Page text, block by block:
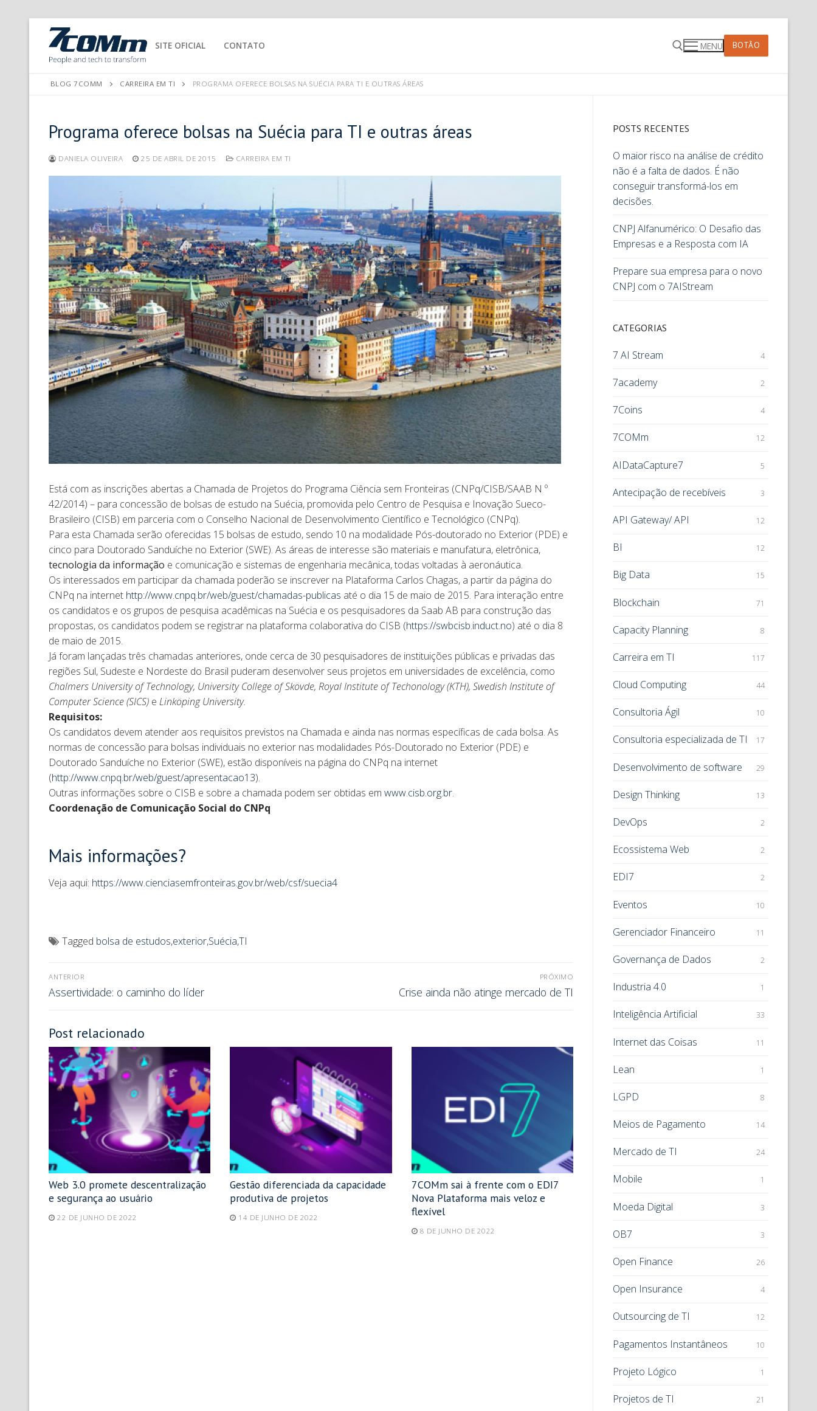
SITE OFICIAL CONTATO MENU BOTÃO
BLOG 7COMM CARREIRA EM TI PROGRAMA OFERECE BOLSAS NA SUÉCIA PARA TI E OUTRAS ÁREAS
Programa oferece bolsas na Suécia para TI e outras áreas
DANIELA OLIVEIRA 25 DE ABRIL DE 2015 CARREIRA EM TI
Está com as inscrições abertas a Chamada de Projetos do Programa Ciência sem Fronteiras (CNPq/CISB/SAAB N º
42/2014) – para concessão de bolsas de estudo na Suécia, promovida pelo Centro de Pesquisa e Inovação Sueco-
Brasileiro (CISB) em parceria com o Conselho Nacional de Desenvolvimento Científico e Tecnológico (CNPq).
Para esta Chamada serão oferecidas 15 bolsas de estudo, sendo 10 na modalidade Pós-doutorado no Exterior (PDE) e
cinco para Doutorado Sanduíche no Exterior (SWE). As áreas de interesse são materiais e manufatura, eletrônica,
tecnologia da informação e comunicação e sistemas de engenharia mecânica, todas voltadas à aeronáutica.
Os interessados em participar da chamada poderão se inscrever na Plataforma Carlos Chagas, a partir da página do
CNPq na internet http://www.cnpq.br/web/guest/chamadas-publicas até o dia 15 de maio de 2015. Para interação entre
os candidatos e os grupos de pesquisa acadêmicas na Suécia e os pesquisadores da Saab AB para construção das
propostas, os candidatos podem se registrar na plataforma colaborativa do CISB (https://swbcisb.induct.no) até o dia 8
de maio de 2015.
Já foram lançadas três chamadas anteriores, onde cerca de 30 pesquisadores de instituições públicas e privadas das
regiões Sul, Sudeste e Nordeste do Brasil puderam desenvolver seus projetos em universidades de excelência, como
Chalmers University of Technology, University College of Skövde, Royal Institute of Techonology (KTH), Swedish Institute of
Computer Science (SICS) e Linköping University.
Requisitos:
Os candidatos devem atender aos requisitos previstos na Chamada e ainda nas normas específicas de cada bolsa. As
normas de concessão para bolsas individuais no exterior nas modalidades Pós-Doutorado no Exterior (PDE) e
Doutorado Sanduíche no Exterior (SWE), estão disponíveis na página do CNPq na internet
(http://www.cnpq.br/web/guest/apresentacao13).
Outras informações sobre o CISB e sobre a chamada podem ser obtidas em www.cisb.org.br.
Coordenação de Comunicação Social do CNPq
Mais informações?
Veja aqui: https://www.cienciasemfronteiras.gov.br/web/csf/suecia4
Tagged bolsa de estudos,exterior,Suécia,TI
ANTERIOR
Assertividade: o caminho do líder
PRÓXIMO
Crise ainda não atinge mercado de TI
Post relacionado
Web 3.0 promete descentralização
e segurança ao usuário
22 DE JUNHO DE 2022
Gestão diferenciada da capacidade
produtiva de projetos
14 DE JUNHO DE 2022
7COMm sai à frente com o EDI7
Nova Plataforma mais veloz e
flexível
8 DE JUNHO DE 2022
POSTS RECENTES
O maior risco na análise de crédito
não é a falta de dados. É não
conseguir transformá-los em
decisões.
CNPJ Alfanumérico: O Desafio das
Empresas e a Resposta com IA
Prepare sua empresa para o novo
CNPJ com o 7AIStream
CATEGORIAS
7 AI Stream 4
7academy 2
7Coins 4
7COMm 12
AIDataCapture7 5
Antecipação de recebíveis 3
API Gateway/ API 12
BI 12
Big Data 15
Blockchain 71
Capacity Planning 8
Carreira em TI 117
Cloud Computing 44
Consultoria Ágil 10
Consultoria especializada de TI 17
Desenvolvimento de software 29
Design Thinking 13
DevOps 2
Ecossistema Web 2
EDI7 2
Eventos 10
Gerenciador Financeiro 11
Governança de Dados 2
Industria 4.0 1
Inteligência Artificial 33
Internet das Coisas 11
Lean 1
LGPD 8
Meios de Pagamento 14
Mercado de TI 24
Mobile 1
Moeda Digital 3
OB7 3
Open Finance 26
Open Insurance 4
Outsourcing de TI 12
Pagamentos Instantâneos 10
Projeto Lógico 1
Projetos de TI 21